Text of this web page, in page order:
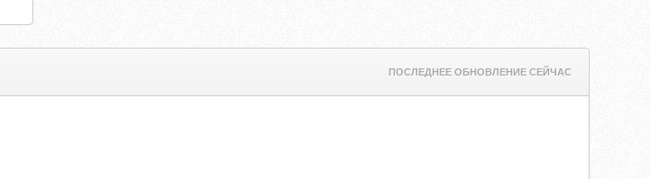
ПОСЛЕДНЕЕ ОБНОВЛЕНИЕ СЕЙЧАС